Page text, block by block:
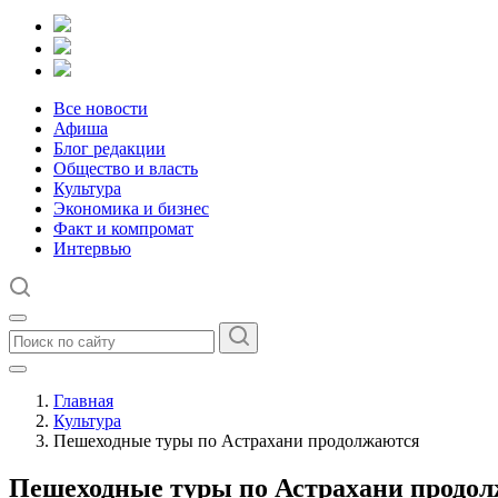
Все новости
Афиша
Блог редакции
Общество и власть
Культура
Экономика и бизнес
Факт и компромат
Интервью
Главная
Культура
Пешеходные туры по Астрахани продолжаются
Пешеходные туры по Астрахани